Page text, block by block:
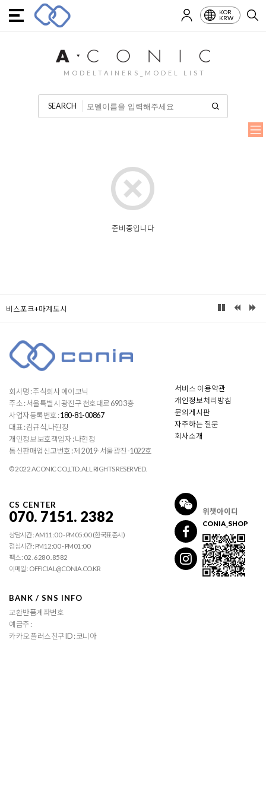
KOR
KRW
MODELTAINERS_MODEL LIST
SEARCH
준비중입니다
비스포크+마계도시
회사명 : 주식회사 에이코닉
주소 : 서울특별시 광진구 천호대로 690 3층
사업자등록번호 :180-81-00867
대표 : 김규식,나현정
개인정보 보호책임자 : 나현정
통신판매업신고번호 : 제 2019-서울광진-1022호
© 2022 ACONIC CO.,LTD. ALL RIGHTS RESERVED.
서비스 이용약관
개인정보처리방침
문의게시판
자주하는 질문
회사소개
CS CENTER
070. 7151. 2382
상담시간 : AM11:00 - PM05:00 (한국표준시)
점심시간 : PM12:00 - PM01:00
팩스 : 02 . 6280 . 8582
이메일 : OFFICIAL@CONIA.CO.KR
BANK / SNS INFO
교환반품계좌번호
예금주 :
카카오 플러스친구 ID : 코니아
위챗아이디
CONIA_SHOP